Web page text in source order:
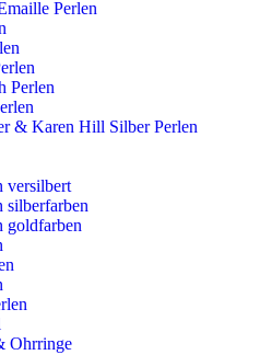
Perlen
Perlen
& Karen Hill Silber Perlen
versilbert
silberfarben
goldfarben
Ohrringe